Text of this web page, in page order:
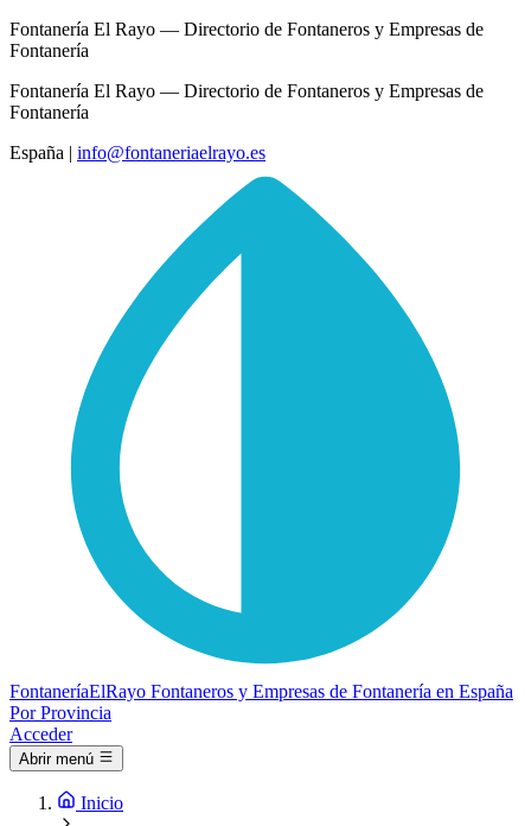
Fontanería El Rayo — Directorio de Fontaneros y Empresas de
Fontanería
Fontanería El Rayo — Directorio de Fontaneros y Empresas de
Fontanería
España | info@fontaneriaelrayo.es
FontaneríaElRayo Fontaneros y Empresas de Fontanería en España
Por Provincia
Acceder
Abrir menú
Inicio